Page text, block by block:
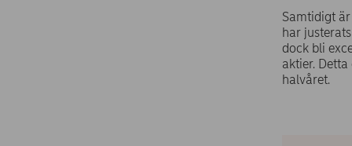
Samtidigt
har
dock bli
aktier.
halvåret.